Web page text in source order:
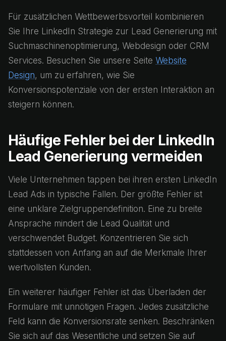
Für zusätzlichen Wettbewerbsvorteil kombinieren
Sie Ihre LinkedIn Strategie zur Lead Generierung mit
Suchmaschinenoptimierung, Webdesign oder CRM
Services. Besuchen Sie unsere Seite Website
Design, um zu erfahren, wie Sie
Konversionspotenziale von der ersten Interaktion an
steigern können.
Häufige Fehler bei der LinkedIn
Lead Generierung vermeiden
Viele Unternehmen tappen bei ihren ersten LinkedIn
Lead Ads in typische Fallen. Der größte Fehler ist
eine unklare Zielgruppendefinition. Eine zu breite
Ansprache mindert die Lead Qualität und
verschwendet Budget. Konzentrieren Sie sich
stattdessen von Anfang an auf die Merkmale Ihrer
wertvollsten Kunden.
Ein weiterer häufiger Fehler ist das Überladen der
Formulare mit unnötigen Fragen. Jedes zusätzliche
Feld kann die Konversionsrate senken. Beschränken
Sie sich auf das Wesentliche und setzen Sie auf